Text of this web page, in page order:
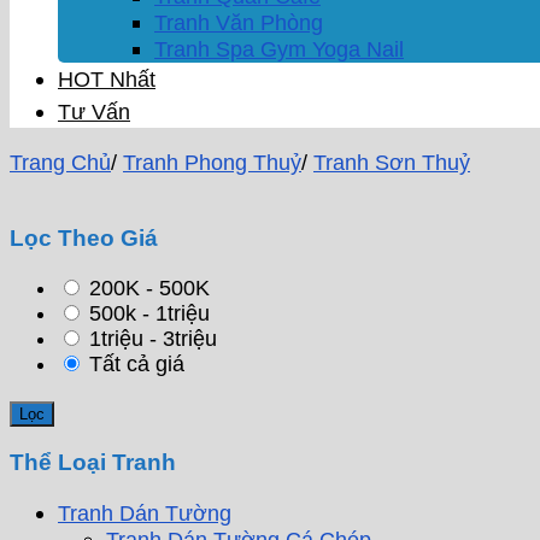
Tranh Văn Phòng
Tranh Spa Gym Yoga Nail
HOT Nhất
Tư Vấn
Trang Chủ/ Tranh Phong Thuỷ/ Tranh Sơn Thuỷ
Lọc Theo Giá
200K - 500K
500k - 1triệu
1triệu - 3triệu
Tất cả giá
Thể Loại Tranh
Tranh Dán Tường